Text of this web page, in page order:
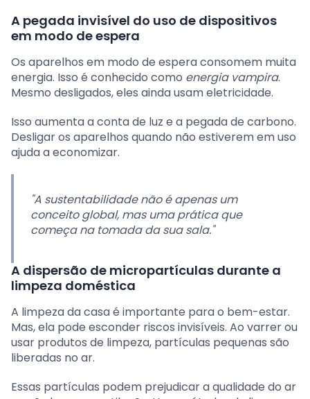
A pegada invisível do uso de dispositivos
em modo de espera
Os aparelhos em modo de espera consomem muita
energia. Isso é conhecido como energia vampira.
Mesmo desligados, eles ainda usam eletricidade.
Isso aumenta a conta de luz e a pegada de carbono.
Desligar os aparelhos quando não estiverem em uso
ajuda a economizar.
"A sustentabilidade não é apenas um
conceito global, mas uma prática que
começa na tomada da sua sala."
A dispersão de micropartículas durante a
limpeza doméstica
A limpeza da casa é importante para o bem-estar.
Mas, ela pode esconder riscos invisíveis. Ao varrer ou
usar produtos de limpeza, partículas pequenas são
liberadas no ar.
Essas partículas podem prejudicar a qualidade do ar